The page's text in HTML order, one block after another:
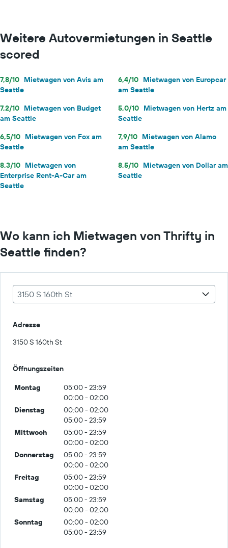
Weitere Autovermietungen in Seattle
scored
7,8/10 Mietwagen von Avis am
Seattle
6,4/10 Mietwagen von Europcar
am Seattle
7,2/10 Mietwagen von Budget
am Seattle
5,0/10 Mietwagen von Hertz am
Seattle
6,5/10 Mietwagen von Fox am
Seattle
7,9/10 Mietwagen von Alamo
am Seattle
8,3/10 Mietwagen von
Enterprise Rent-A-Car am
Seattle
8,5/10 Mietwagen von Dollar am
Seattle
Wo kann ich Mietwagen von Thrifty in
Seattle finden?
3150 S 160th St
Adresse
3150 S 160th St
Öffnungszeiten
Montag
05:00 - 23:59
00:00 - 02:00
Dienstag
00:00 - 02:00
05:00 - 23:59
Mittwoch
05:00 - 23:59
00:00 - 02:00
Donnerstag
05:00 - 23:59
00:00 - 02:00
Freitag
05:00 - 23:59
00:00 - 02:00
Samstag
05:00 - 23:59
00:00 - 02:00
Sonntag
00:00 - 02:00
05:00 - 23:59